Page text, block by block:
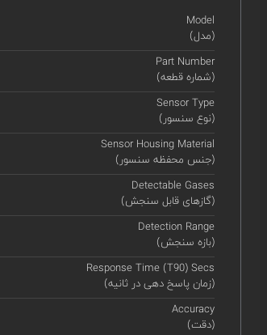
Model
(مدل)
Part Number
(شماره قطعه)
Sensor Type
(نوع سنسور)
Sensor Housing Material
(جنس محفظه سنسور)
Detectable Gases
(گازهای قابل سنجش)
Detection Range
(بازه سنجش)
Response Time (T90) Secs
(زمان پاسخ دهی در ثانیه)
Accuracy
(دقت)